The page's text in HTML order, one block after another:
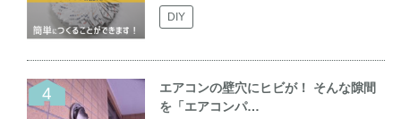
DIY
エアコンの壁穴にヒビが！ そんな隙間
を「エアコンパ…